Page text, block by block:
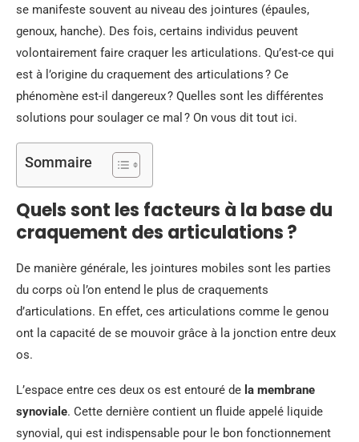
se manifeste souvent au niveau des jointures (épaules,
genoux, hanche). Des fois, certains individus peuvent
volontairement faire craquer les articulations. Qu’est-ce qui
est à l’origine du craquement des articulations ? Ce
phénomène est-il dangereux ? Quelles sont les différentes
solutions pour soulager ce mal ? On vous dit tout ici.
Sommaire
Quels sont les facteurs à la base du
craquement des articulations ?
De manière générale, les jointures mobiles sont les parties
du corps où l’on entend le plus de craquements
d’articulations. En effet, ces articulations comme le genou
ont la capacité de se mouvoir grâce à la jonction entre deux
os.
L’espace entre ces deux os est entouré de la membrane
synoviale. Cette dernière contient un fluide appelé liquide
synovial, qui est indispensable pour le bon fonctionnement